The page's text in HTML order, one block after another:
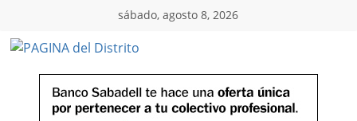
sábado, agosto 8, 2026